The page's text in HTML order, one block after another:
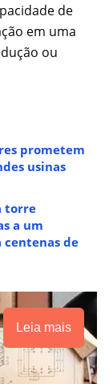
de
em uma
ou
prometem
usinas
torre
a um
centenas de
Leia mais